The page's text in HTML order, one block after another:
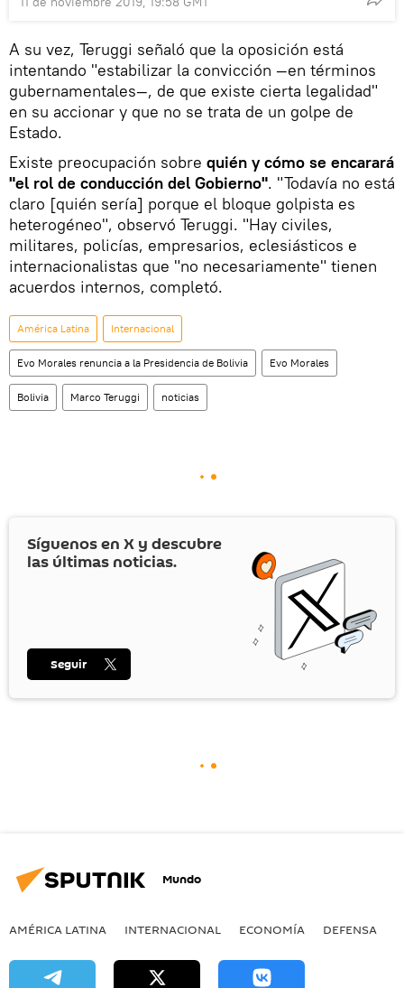
A su vez, Teruggi señaló que la oposición está
intentando "estabilizar la convicción —en términos
gubernamentales—, de que existe cierta legalidad"
en su accionar y que no se trata de un golpe de
Estado.
Existe preocupación sobre quién y cómo se encarará
"el rol de conducción del Gobierno". "Todavía no está
claro [quién sería] porque el bloque golpista es
heterogéneo", observó Teruggi. "Hay civiles,
militares, policías, empresarios, eclesiásticos e
internacionalistas que "no necesariamente" tienen
acuerdos internos, completó.
América Latina Internacional
Evo Morales renuncia a la Presidencia de Bolivia Evo Morales
Bolivia Marco Teruggi noticias
Síguenos en X y descubre
las últimas noticias.
Seguir
Mundo
AMÉRICA LATINA INTERNACIONAL ECONOMÍA DEFENSA